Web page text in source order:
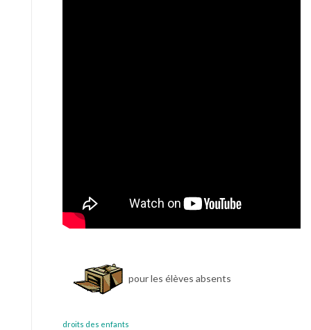
pour les élèves absents
droits des enfants